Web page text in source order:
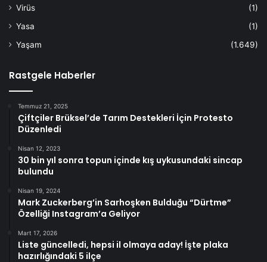
Virüs
(1)
Yasa
(1)
Yaşam
(1.649)
Rastgele Haberler
Temmuz 21, 2025
Çiftçiler Brüksel’de Tarım Destekleri İçin Protesto
Düzenledi
Nisan 12, 2023
30 bin yıl sonra topun içinde kış uykusundaki sincap
bulundu
Nisan 19, 2024
Mark Zuckerberg’in Sarhoşken Bulduğu “Dürtme”
Özelliği Instagram’a Geliyor
Mart 17, 2026
Liste güncelledi, hepsi il olmaya aday! İşte plaka
hazırlığındaki 5 ilçe